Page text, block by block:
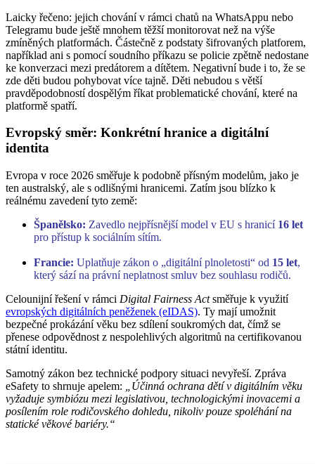
Laicky řečeno: jejich chování v rámci chatů na WhatsAppu nebo
Telegramu bude ještě mnohem těžší monitorovat než na výše
zmíněných platformách. Částečně z podstaty šifrovaných platforem,
například ani s pomocí soudního příkazu se policie zpětně nedostane
ke konverzaci mezi predátorem a dítětem. Negativní bude i to, že se
zde děti budou pohybovat více tajně. Děti nebudou s větší
pravděpodobností dospělým říkat problematické chování, které na
platformě spatří.
Evropský směr: Konkrétní hranice a digitální
identita
Evropa v roce 2026 směřuje k podobně přísným modelům, jako je
ten australský, ale s odlišnými hranicemi. Zatím jsou blízko k
reálnému zavedení tyto země:
Španělsko: Zavedlo nejpřísnější model v EU s hranicí 16 let
pro přístup k sociálním sítím.
Francie: Uplatňuje zákon o „digitální plnoletosti“ od 15 let,
který sází na právní neplatnost smluv bez souhlasu rodičů.
Celounijní řešení v rámci Digital Fairness Actsměřuje k využití
evropských digitálních peněženek (eIDAS). Ty mají umožnit
bezpečné prokázání věku bez sdílení soukromých dat, čímž se
přenese odpovědnost z nespolehlivých algoritmů na certifikovanou
státní identitu.
Samotný zákon bez technické podpory situaci nevyřeší. Zpráva
eSafety to shrnuje apelem:
„Účinná ochrana dětí v digitálním věku
vyžaduje symbiózu mezi legislativou, technologickými inovacemi a
posílením role rodičovského dohledu, nikoliv pouze spoléhání na
statické věkové bariéry.“